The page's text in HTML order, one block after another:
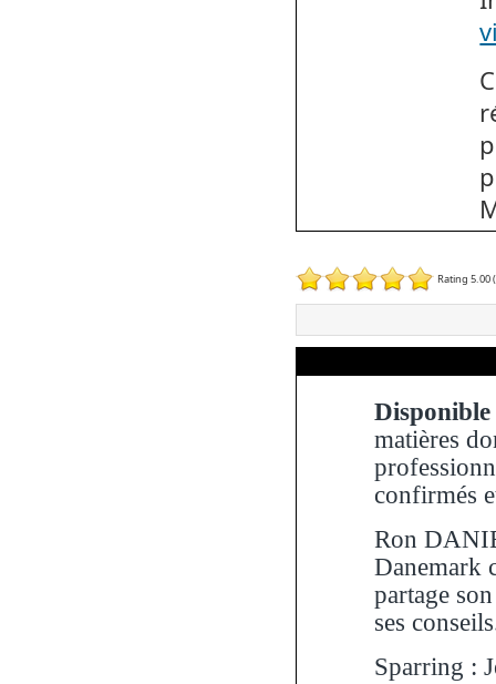
Rating 5.00
matières
confirmés
Ron
Danemark
partage
ses
Sparring :